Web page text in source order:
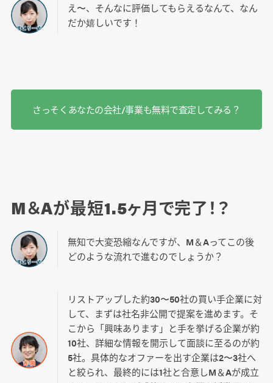
え〜、そんなに評価してもらえるなんて、なん
だか嬉しいです！
さっそくあなたの会社/事業も無料で査定してみる？
M＆Aが最短1.5ヶ月で完了！？
無知で大変恐縮なんですが、M＆Aってこの後
どのような流れで進むのでしょうか？
リストアップした約30〜50社の買い手企業に対
して、まずは社名非公開で提案を進めます。そ
こから「興味あります」と手を挙げる企業が約
10社、詳細な情報を開示して面談に至るのが約
5社。具体的なオファーを出す企業は2〜3社へ
と絞られ、最終的には1社と合意しM＆Aが成立